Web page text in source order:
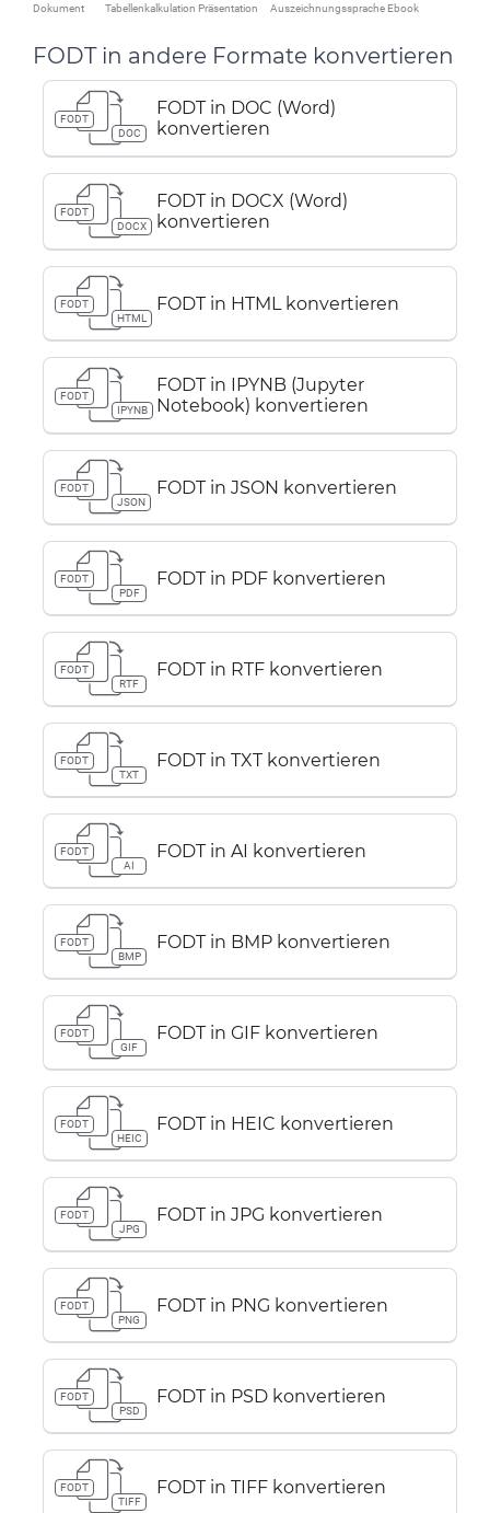
Dokument Tabellenkalkulation Präsentation Auszeichnungssprache Ebook
FODT in andere Formate konvertieren
FODT
DOC
FODT in DOC (Word)
konvertieren
FODT
DOCX
FODT in DOCX (Word)
konvertieren
FODT
HTML
FODT in HTML konvertieren
FODT
IPYNB
FODT in IPYNB (Jupyter
Notebook) konvertieren
FODT
JSON
FODT in JSON konvertieren
FODT
PDF
FODT in PDF konvertieren
FODT
RTF
FODT in RTF konvertieren
FODT
TXT
FODT in TXT konvertieren
FODT
AI
FODT in AI konvertieren
FODT
BMP
FODT in BMP konvertieren
FODT
GIF
FODT in GIF konvertieren
FODT
HEIC
FODT in HEIC konvertieren
FODT
JPG
FODT in JPG konvertieren
FODT
PNG
FODT in PNG konvertieren
FODT
PSD
FODT in PSD konvertieren
FODT
TIFF
FODT in TIFF konvertieren